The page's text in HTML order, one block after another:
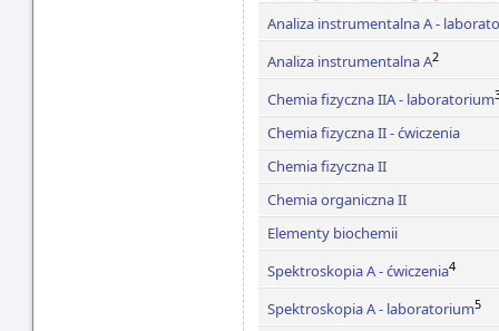
Analiza instrumentalna A -
Analiza instrumentalna A2
Chemia fizyczna IIA - laboratorium
Chemia fizyczna II - ćwiczenia
Chemia fizyczna II
Chemia organiczna II
Elementy biochemii
Spektroskopia A - ćwiczenia4
Spektroskopia A - laboratorium5